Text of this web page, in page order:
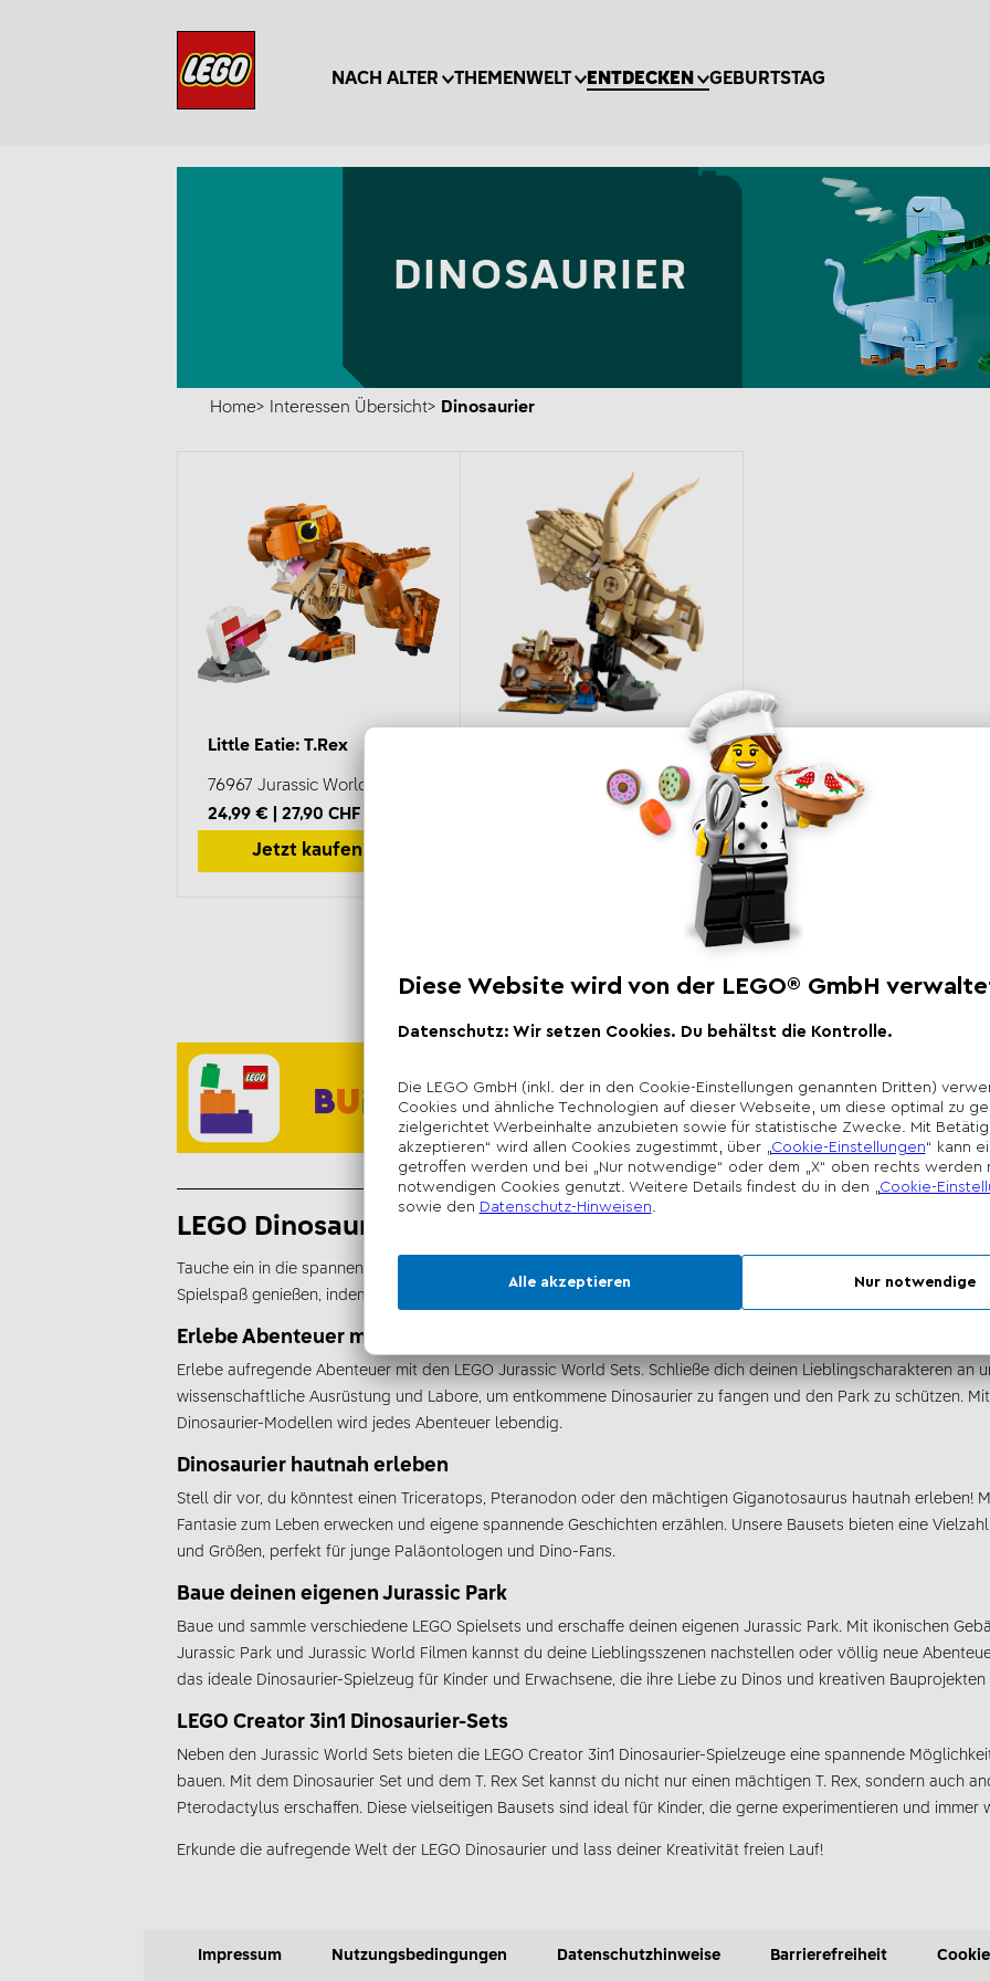
NACH ALTER THEMENWELT ENTDECKEN GEBURTSTAG
DINOSAURIER
Home Interessen Übersicht Dinosaurier
Little Eatie: T.Rex
76967 Jurassic World
24,99 € | 27,90 CHF
Jetzt kaufen
Triceratops-Schädel
76969 Jurassic World
44,99 € | 49,90 CHF
UVP*
*Unverbindliche Preisempfehlung - Die Preisgestaltung liegt im
Ermessen des Händlers
BAUE DEIN
MIT DER
LEGO Dinosaurier-Spielzeug und Sets
Tauche ein in die spannende Welt der Dinosaurier mit unseren LEGO Dinosaurier-Spielsets. Kinder ab 6 Jahren
Spielspaß genießen, indem sie Urzeitgiganten wie den T. Rex oder den Velociraptor zum Leben erwecken.
Erlebe Abenteuer mit LEGO Jurassic World
Erlebe aufregende Abenteuer mit den LEGO Jurassic World Sets. Schließe dich deinen Lieblingscharakteren an
wissenschaftliche Ausrüstung und Labore, um entkommene Dinosaurier zu fangen und den Park zu schützen.
Dinosaurier-Modellen wird jedes Abenteuer lebendig.
Dinosaurier hautnah erleben
Stell dir vor, du könntest einen Triceratops, Pteranodon oder den mächtigen Giganotosaurus hautnah erleben!
Fantasie zum Leben erwecken und eigene spannende Geschichten erzählen. Unsere Bausets bieten eine
und Größen, perfekt für junge Paläontologen und Dino-Fans.
Baue deinen eigenen Jurassic Park
Baue und sammle verschiedene LEGO Spielsets und erschaffe deinen eigenen Jurassic Park. Mit ikonischen
Jurassic Park und Jurassic World Filmen kannst du deine Lieblingsszenen nachstellen oder völlig neue
das ideale Dinosaurier-Spielzeug für Kinder und Erwachsene, die ihre Liebe zu Dinos und kreativen
LEGO Creator 3in1 Dinosaurier-Sets
Neben den Jurassic World Sets bieten die LEGO Creator 3in1 Dinosaurier-Spielzeuge eine spannende
bauen. Mit dem Dinosaurier Set und dem T. Rex Set kannst du nicht nur einen mächtigen T. Rex, sondern auch
Pterodactylus erschaffen. Diese vielseitigen Bausets sind ideal für Kinder, die gerne experimentieren und immer
Erkunde die aufregende Welt der LEGO Dinosaurier und lass deiner Kreativität freien Lauf!
Impressum Nutzungsbedingungen Datenschutzhinweise Barrierefreiheit